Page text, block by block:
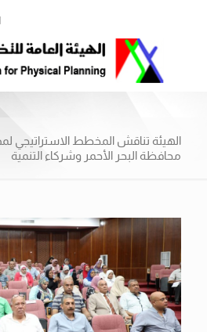
الهيئة تناقش المخطط الاستراتيجي
محافظة البحر الأحمر وشركاء التنمية